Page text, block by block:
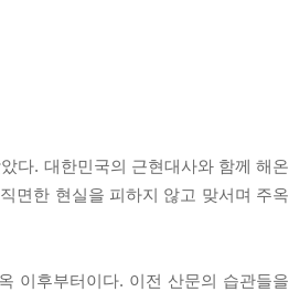
다. 대한민국의 근현대사와 함께 해온
면한 현실을 피하지 않고 맞서며 주옥
이후부터이다. 이전 산문의 습관들을